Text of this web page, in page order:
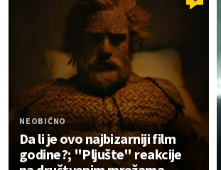
NEOBIČNO
Da li je ovo najbizarniji film
godine?; "Pljušte" reakcije